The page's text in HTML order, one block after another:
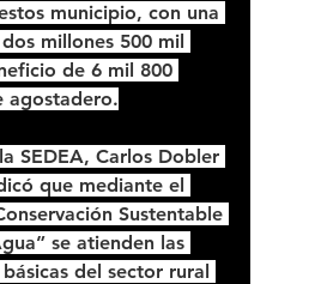
municipio, con una
millones 500 mil
de 6 mil 800
agostadero.
SEDEA, Carlos Dobler
que mediante el
Sustentable
se atienden las
del sector rural